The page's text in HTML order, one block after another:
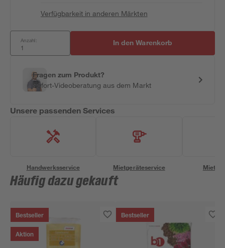
Verfügbarkeit in anderen Märkten
Anzahl: In den Warenkorb
Fragen zum Produkt?
Sofort-Videoberatung aus dem Markt
Unsere passenden Services
Handwerksservice Mietgeräteservice
Häufig dazu gekauft
Bestseller
Aktion
Bestseller